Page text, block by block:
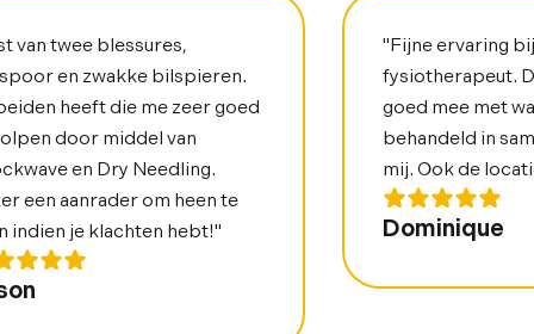
van twee blessures,
en zwakke bilspieren.
heeft die me zeer goed
door middel van
en Dry Needling.
een aanrader om heen te
indien je klachten hebt!"
"Fijne ervaring
fysiotherapeut.
goed mee met
behandeld in
mij. Ook de
Dominique